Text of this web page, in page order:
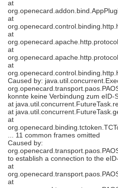
at
at
at
at
at
Caused by:
konnte keine Verbindung zum eID-
at
at
at
... 11 common frames omitted
Caused by:
to establish a connection to the
at
at